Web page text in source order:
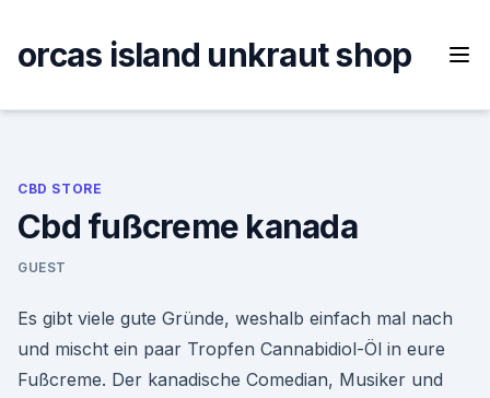
content
orcas island unkraut shop
CBD STORE
Cbd fußcreme kanada
GUEST
Es gibt viele gute Gründe, weshalb einfach mal nach
und mischt ein paar Tropfen Cannabidiol-Öl in eure
Fußcreme. Der kanadische Comedian, Musiker und